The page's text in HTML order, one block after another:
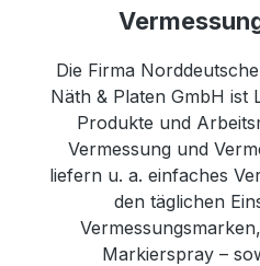
Die Firma
Näth & Platen GmbH ist
Produkte und
Vermessung und
liefern u. a. einfaches
den täglichen
Markierspray –